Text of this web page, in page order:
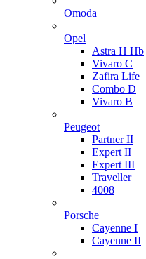
Omoda
Opel
Astra H Hb
Vivaro C
Zafira Life
Combo D
Vivaro B
Peugeot
Partner II
Expert II
Expert III
Traveller
4008
Porsche
Cayenne I
Cayenne II